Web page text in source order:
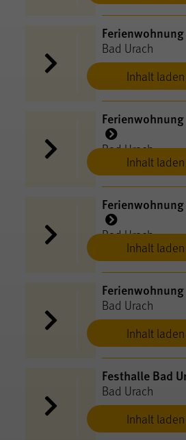
Inhalt laden
Bad Urach
Inhalt laden
Bad Urach
Inhalt laden
Bad Urach
Inhalt laden
Bad Urach
Inhalt laden
Festhalle Bad
Bad Urach